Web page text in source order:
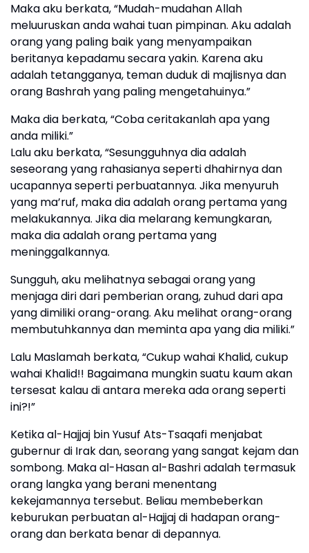
Maka aku berkata, “Mudah-mudahan Allah
meluuruskan anda wahai tuan pimpinan. Aku adalah
orang yang paling baik yang menyampaikan
beritanya kepadamu secara yakin. Karena aku
adalah tetangganya, teman duduk di majlisnya dan
orang Bashrah yang paling mengetahuinya.”
Maka dia berkata, “Coba ceritakanlah apa yang
anda miliki.”
Lalu aku berkata, “Sesungguhnya dia adalah
seseorang yang rahasianya seperti dhahirnya dan
ucapannya seperti perbuatannya. Jika menyuruh
yang ma’ruf, maka dia adalah orang pertama yang
melakukannya. Jika dia melarang kemungkaran,
maka dia adalah orang pertama yang
meninggalkannya.
Sungguh, aku melihatnya sebagai orang yang
menjaga diri dari pemberian orang, zuhud dari apa
yang dimiliki orang-orang. Aku melihat orang-orang
membutuhkannya dan meminta apa yang dia miliki.”
Lalu Maslamah berkata, “Cukup wahai Khalid, cukup
wahai Khalid!! Bagaimana mungkin suatu kaum akan
tersesat kalau di antara mereka ada orang seperti
ini?!”
Ketika al-Hajjaj bin Yusuf Ats-Tsaqafi menjabat
gubernur di Irak dan, seorang yang sangat kejam dan
sombong. Maka al-Hasan al-Bashri adalah termasuk
orang langka yang berani menentang
kekejamannya tersebut. Beliau membeberkan
keburukan perbuatan al-Hajjaj di hadapan orang-
orang dan berkata benar di depannya.